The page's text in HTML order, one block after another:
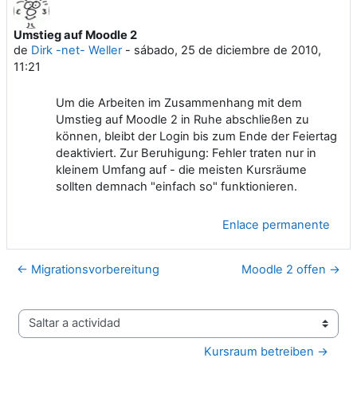
Umstieg auf Moodle 2
de Dirk -net- Weller- sábado, 25 de diciembre de 2010,
11:21
Número de respuestas: 0
Um die Arbeiten im Zusammenhang mit dem
Umstieg auf Moodle 2 in Ruhe abschließen zu
können, bleibt der Login bis zum Ende der Feiertag
deaktiviert. Zur Beruhigung: Fehler traten nur in
kleinem Umfang auf - die meisten Kursräume
sollten demnach "einfach so" funktionieren.
Enlace permanente
← Migrationsvorbereitung Moodle 2 offen →
Saltar a actividad
Kursraum betreiben →